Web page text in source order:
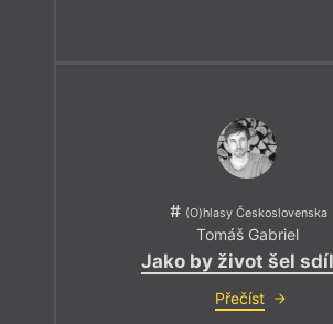
(O)hlasy Československa
Tomáš Gabriel
Jako by život šel
Přečíst